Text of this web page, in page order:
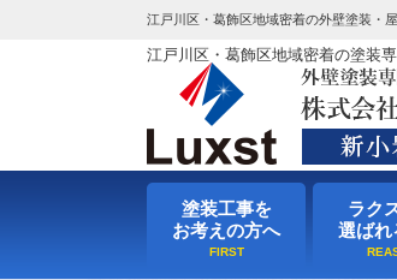
江戸川区・葛飾区地域密着の外壁塗装・
江戸川区・葛飾区地域密着の塗装
塗装工事を
お考えの方へ
ラク
選ばれ